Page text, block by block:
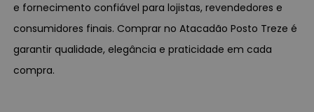
e fornecimento confiável para lojistas, revendedores e
consumidores finais. Comprar no Atacadão Posto Treze é
garantir qualidade, elegância e praticidade em cada
compra.